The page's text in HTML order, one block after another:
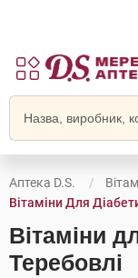
Аптека D.S.
Вітаміни Для
Вітаміни
Теребовлі